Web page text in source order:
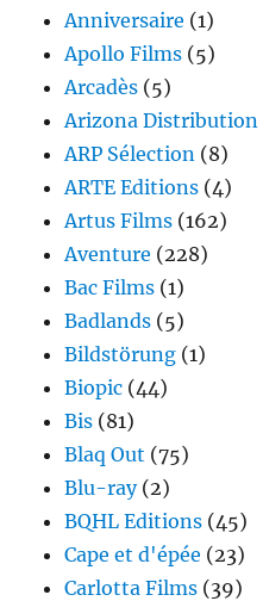
Anniversaire (1)
Apollo Films (5)
Arcadès (5)
Arizona Distribution
ARP Sélection (8)
ARTE Editions (4)
Artus Films (162)
Aventure (228)
Bac Films (1)
Badlands (5)
Bildstörung (1)
Biopic (44)
Bis (81)
Blaq Out (75)
Blu-ray(2)
BQHL Editions (45)
Cape et d'épée (23)
Carlotta Films (39)